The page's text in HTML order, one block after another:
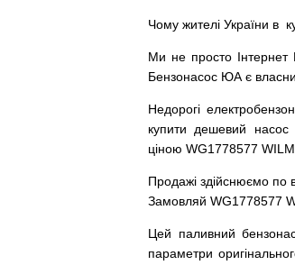
Чому жителі України в
Ми не просто Інтернет
Бензонасос ЮА є
Недорогі
купити
дешевий насос
ціною WG1778577
Продажі здійснюємо по
Замовляй WG1778577
Цей паливний
параметри